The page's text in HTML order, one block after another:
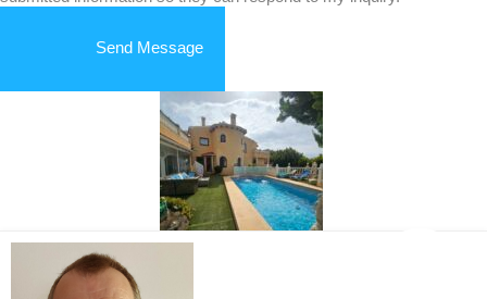
Send Message
VILLA in Jávea/Xàbia